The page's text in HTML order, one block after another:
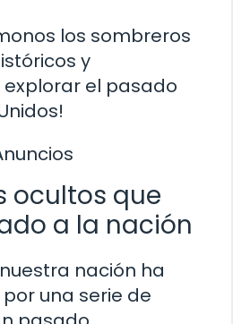
los sombreros
y
explorar el pasado
ocultos que
a la nación
nación ha
una serie de